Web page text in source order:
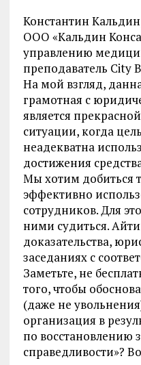
Константин
ООО «Кальдин
управлению
преподаватель City
На мой взгляд,
грамотная с
является
ситуации, когда
неадекватна
достижения
Мы хотим добиться
эффективно
сотрудников. Для
ними судиться.
доказательства,
заседаниях с
Заметьте, не
того, чтобы
(даже не
организация в
по восстановлению
справедливости»?